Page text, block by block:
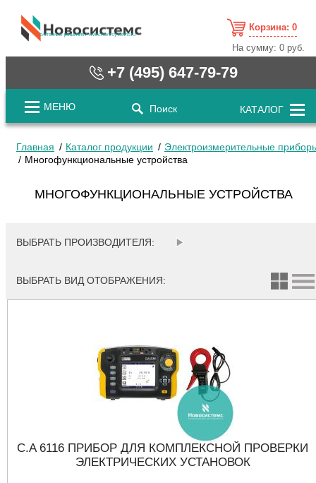
cистемные решения / www.novosystems.ru
Корзина: 0
На сумму:0 руб.
+7 (495) 647-79-79
МЕНЮ Поиск КАТАЛОГ
Главная Каталог продукции
Электроизмерительные
Многофункциональные устройства
МНОГОФУНКЦИОНАЛЬНЫЕ УСТРОЙСТВА
ВЫБРАТЬ ПРОИЗВОДИТЕЛЯ:
ВЫБРАТЬ ВИД ОТОБРАЖЕНИЯ:
C.A 6116 ПРИБОР ДЛЯ КОМПЛЕКСНОЙ ПРОВЕРКИ
ЭЛЕКТРИЧЕСКИХ УСТАНОВОК